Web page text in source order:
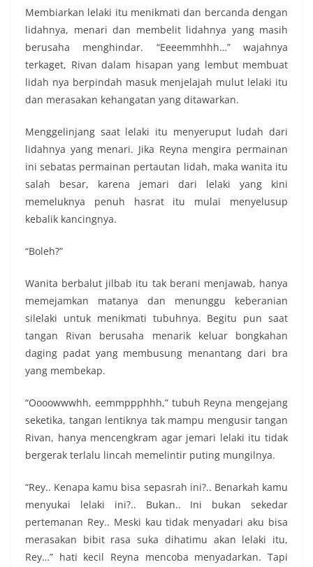
Membiarkan lelaki itu menikmati dan bercanda dengan
lidahnya, menari dan membelit lidahnya yang masih
berusaha menghindar. “Eeeemmhhh…” wajahnya
terkaget, Rivan dalam hisapan yang lembut membuat
lidah nya berpindah masuk menjelajah mulut lelaki itu
dan merasakan kehangatan yang ditawarkan.
Menggelinjang saat lelaki itu menyeruput ludah dari
lidahnya yang menari. Jika Reyna mengira permainan
ini sebatas permainan pertautan lidah, maka wanita itu
salah besar, karena jemari dari lelaki yang kini
memeluknya penuh hasrat itu mulai menyelusup
kebalik kancingnya.
“Boleh?”
Wanita berbalut jilbab itu tak berani menjawab, hanya
memejamkan matanya dan menunggu keberanian
silelaki untuk menikmati tubuhnya. Begitu pun saat
tangan Rivan berusaha menarik keluar bongkahan
daging padat yang membusung menantang dari bra
yang membekap.
“Oooowwwhh, eemmppphhh,” tubuh Reyna mengejang
seketika, tangan lentiknya tak mampu mengusir tangan
Rivan, hanya mencengkram agar jemari lelaki itu tidak
bergerak terlalu lincah memelintir puting mungilnya.
“Rey.. Kenapa kamu bisa sepasrah ini?.. Benarkah kamu
menyukai lelaki ini?.. Bukan.. Ini bukan sekedar
pertemanan Rey.. Meski kau tidak menyadari aku bisa
merasakan bibit rasa suka dihatimu akan lelaki itu,
Rey…” hati kecil Reyna mencoba menyadarkan. Tapi